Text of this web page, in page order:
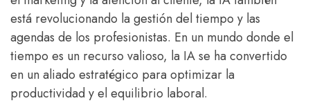
está revolucionando la gestión del tiempo y las
agendas de los profesionistas. En un mundo donde el
tiempo es un recurso valioso, la IA se ha convertido
en un aliado estratégico para optimizar la
productividad y el equilibrio laboral.